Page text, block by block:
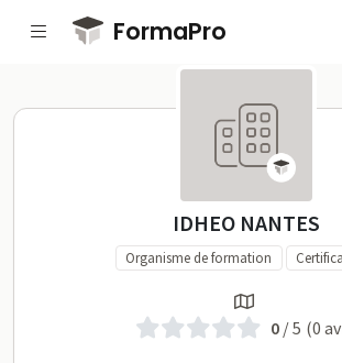
Passer au contenu principal
FormaPro
IDHEOIDHEO NANTES
Organisme de formation
0/ 5 (0